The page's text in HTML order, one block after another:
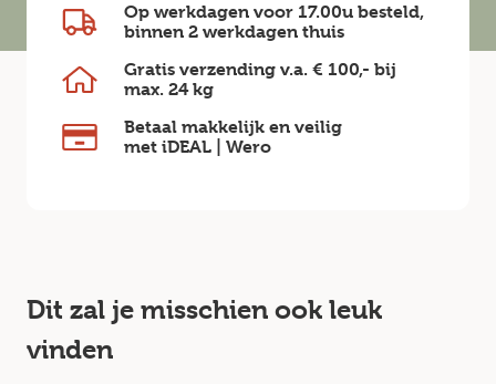
Op werkdagen voor 17.00u besteld,
binnen 2 werkdagen thuis
Gratis verzending v.a. € 100,- bij
max. 24 kg
Betaal makkelijk en veilig
met iDEAL | Wero
Dit zal je misschien ook leuk
vinden